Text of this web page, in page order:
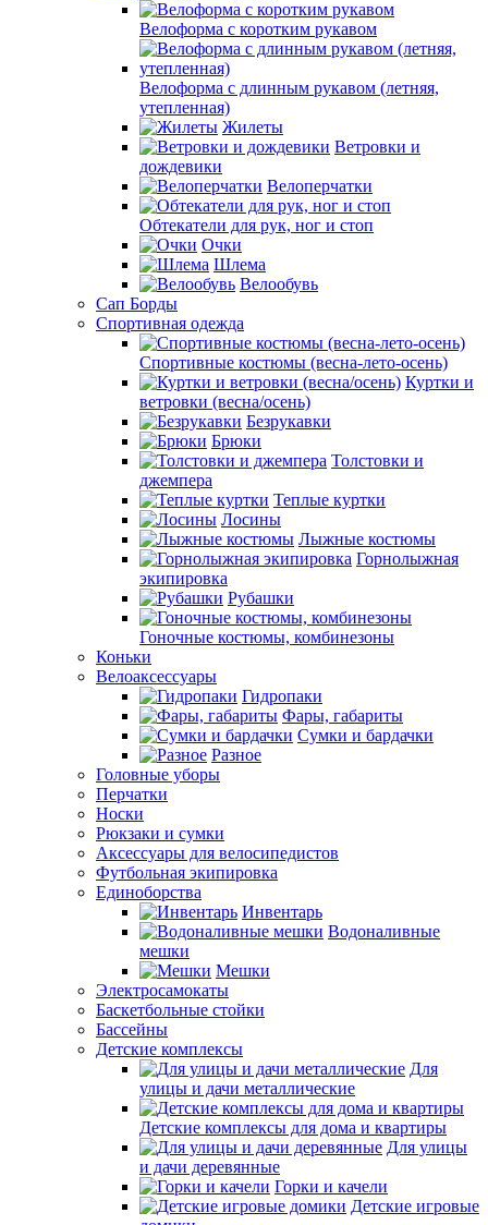
Велоформа с коротким рукавом
Велоформа с длинным рукавом (летняя,
утепленная)
Жилеты
Ветровки и
дождевики
Велоперчатки
Обтекатели для рук, ног и стоп
Очки
Шлема
Велообувь
Сап Борды
Спортивная одежда
Спортивные костюмы (весна-лето-осень)
Куртки и
ветровки (весна/осень)
Безрукавки
Брюки
Толстовки и
джемпера
Теплые куртки
Лосины
Лыжные костюмы
Горнолыжная
экипировка
Рубашки
Гоночные костюмы, комбинезоны
Коньки
Велоаксессуары
Гидропаки
Фары, габариты
Сумки и бардачки
Разное
Головные уборы
Перчатки
Носки
Рюкзаки и сумки
Аксессуары для велосипедистов
Футбольная экипировка
Единоборства
Инвентарь
Водоналивные
мешки
Мешки
Электросамокаты
Баскетбольные стойки
Бассейны
Детские комплексы
Для
улицы и дачи металлические
Детские комплексы для дома и квартиры
Для улицы
и дачи деревянные
Горки и качели
Детские игровые